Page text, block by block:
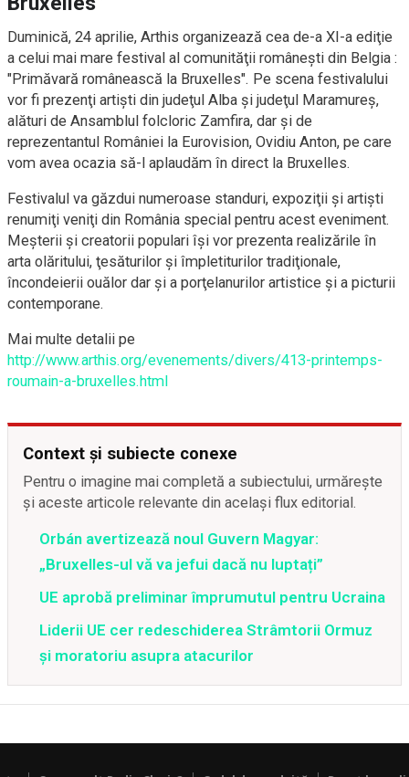
Duminică, 24 aprilie, Arthis organizează cea de-a XI-a ediţie
a celui mai mare festival al comunităţii româneşti din Belgia :
"Primăvară românească la Bruxelles". Pe scena festivalului
vor fi prezenţi artişti din judeţul Alba şi judeţul Maramureş,
alături de Ansamblul folcloric Zamfira, dar şi de
reprezentantul României la Eurovision, Ovidiu Anton, pe care
vom avea ocazia să-l aplaudăm în direct la Bruxelles.
Festivalul va găzdui numeroase standuri, expoziţii şi artişti
renumiţi veniţi din România special pentru acest eveniment.
Meşterii şi creatorii populari îşi vor prezenta realizările în
arta olăritului, ţesăturilor şi împletiturilor tradiţionale,
încondeierii ouălor dar şi a porţelanurilor artistice şi a picturii
contemporane.
Mai multe detalii pe
http://www.arthis.org/evenements/divers/413-printemps-
roumain-a-bruxelles.html
Context și subiecte conexe
Pentru o imagine mai completă a subiectului, urmărește
și aceste articole relevante din același flux editorial.
Orbán avertizează noul Guvern Magyar:
„Bruxelles-ul vă va jefui dacă nu luptați”
UE aprobă preliminar împrumutul pentru Ucraina
Liderii UE cer redeschiderea Strâmtorii Ormuz
și moratoriu asupra atacurilor